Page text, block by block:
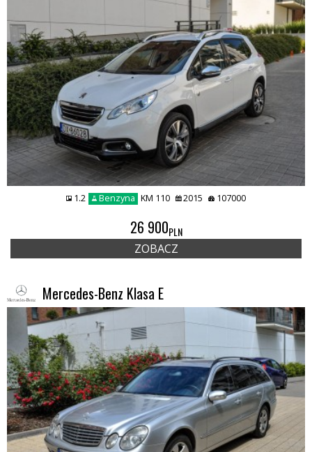
1.2 Benzyna KM 110 2015 107000
26 900PLN
ZOBACZ
Mercedes-Benz Klasa E